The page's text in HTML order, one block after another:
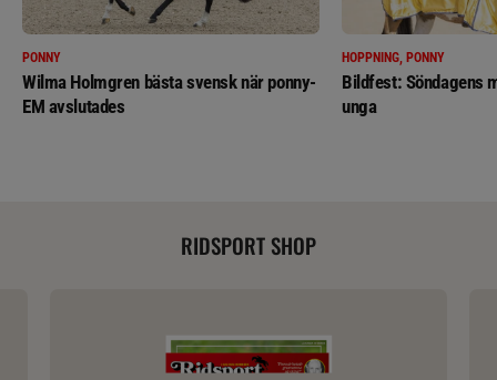
PONNY
Wilma Holmgren bästa svensk när ponny-
EM avslutades
HOPPNING, PONNY
Bildfest: Söndagens
unga
RIDSPORT SHOP